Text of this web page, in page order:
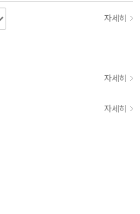
자세히
자세히
자세히